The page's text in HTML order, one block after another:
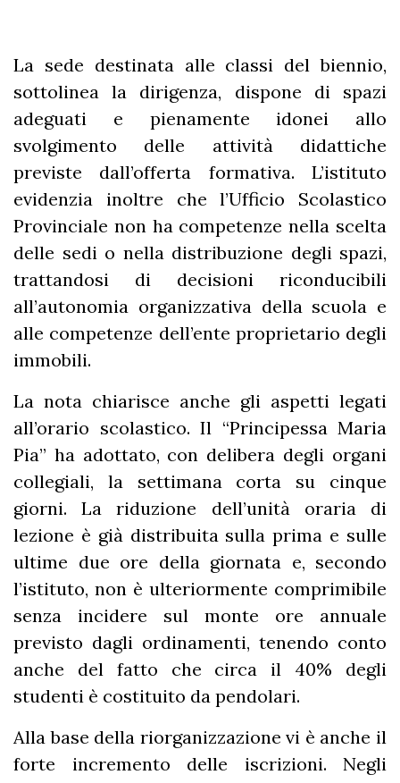
La sede destinata alle classi del biennio,
sottolinea la dirigenza, dispone di spazi
adeguati e pienamente idonei allo
svolgimento delle attività didattiche
previste dall’offerta formativa. L’istituto
evidenzia inoltre che l’Ufficio Scolastico
Provinciale non ha competenze nella scelta
delle sedi o nella distribuzione degli spazi,
trattandosi di decisioni riconducibili
all’autonomia organizzativa della scuola e
alle competenze dell’ente proprietario degli
immobili.
La nota chiarisce anche gli aspetti legati
all’orario scolastico. Il “Principessa Maria
Pia” ha adottato, con delibera degli organi
collegiali, la settimana corta su cinque
giorni. La riduzione dell’unità oraria di
lezione è già distribuita sulla prima e sulle
ultime due ore della giornata e, secondo
l’istituto, non è ulteriormente comprimibile
senza incidere sul monte ore annuale
previsto dagli ordinamenti, tenendo conto
anche del fatto che circa il 40% degli
studenti è costituito da pendolari.
Alla base della riorganizzazione vi è anche il
forte incremento delle iscrizioni. Negli